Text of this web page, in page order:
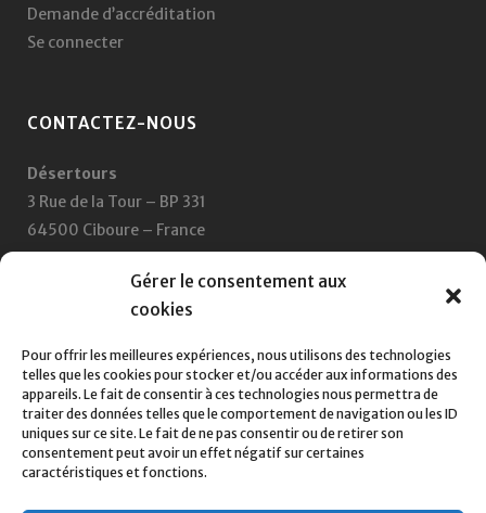
Gérer le consentement aux
cookies
Pour offrir les meilleures expériences, nous utilisons des technologies
telles que les cookies pour stocker et/ou accéder aux informations des
appareils. Le fait de consentir à ces technologies nous permettra de
traiter des données telles que le comportement de navigation ou les ID
uniques sur ce site. Le fait de ne pas consentir ou de retirer son
consentement peut avoir un effet négatif sur certaines
caractéristiques et fonctions.
Demande d’accréditation
Se connecter
CONTACTEZ-NOUS
Désertours
3 Rue de la Tour – BP 331
64500 Ciboure – France
+33 5 59 47 47 47
SUIVEZ-NOUS SUR :